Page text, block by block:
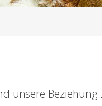
unsere